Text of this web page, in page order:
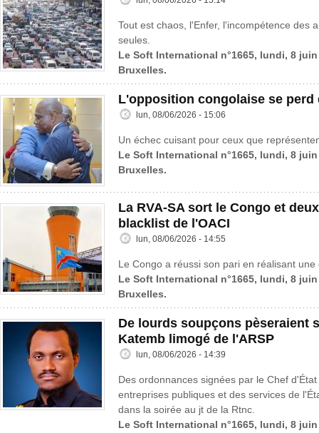
Tout est chaos, l'Enfer, l'incompétence des
seules.
Le Soft International n°1665, lundi, 8
Bruxelles.
L'opposition congolaise se perd
lun, 08/06/2026 - 15:06
Un échec cuisant pour ceux que
Le Soft International n°1665, lundi, 8
Bruxelles.
La RVA-SA sort le Congo et
blacklist de l'OACI
lun, 08/06/2026 - 14:55
Le Congo a réussi son pari en réalisant une
Le Soft International n°1665, lundi, 8
Bruxelles.
De lourds soupçons pèseraient
Katemb limogé de l'ARSP
lun, 08/06/2026 - 14:39
Des ordonnances signées par le Chef
entreprises publiques et des services de
dans la soirée au jt de la Rtnc.
Le Soft International n°1665, lundi, 8